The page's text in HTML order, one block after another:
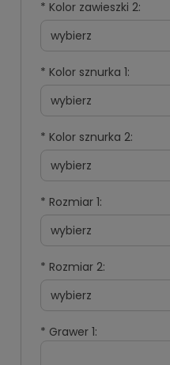
* Kolor zawieszki 2:
* Kolor sznurka 1:
* Kolor sznurka 2:
* Rozmiar 1:
* Rozmiar 2:
* Grawer 1: